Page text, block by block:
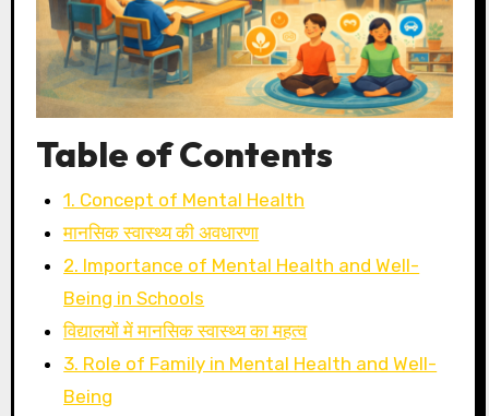
Table of Contents
1. Concept of Mental Health
मानसिक स्वास्थ्य की अवधारणा
2. Importance of Mental Health and Well-
Being in Schools
विद्यालयों में मानसिक स्वास्थ्य का महत्व
3. Role of Family in Mental Health and Well-
Being